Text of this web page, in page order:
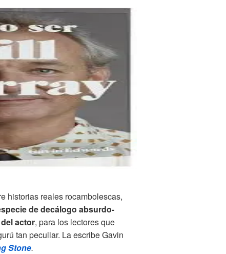
historias reales rocambolescas,
de decálogo absurdo-
actor, para los lectores que
tan peculiar. La escribe Gavin
Stone.